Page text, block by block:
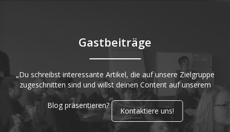
Gastbeiträge
„Du schreibst interessante Artikel, die auf unsere Zielgruppe
zugeschnitten sind und willst deinen Content auf unserem
Blog präsentieren?
Kontaktiere uns!